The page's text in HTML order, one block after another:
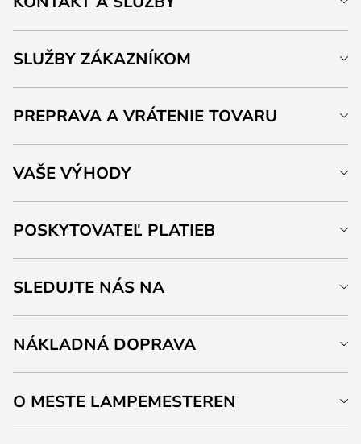
SLUŽBY ZÁKAZNÍKOM
PREPRAVA A VRÁTENIE TOVARU
VAŠE VÝHODY
POSKYTOVATEĽ PLATIEB
SLEDUJTE NÁS NA
NÁKLADNÁ DOPRAVA
O MESTE LAMPEMESTEREN